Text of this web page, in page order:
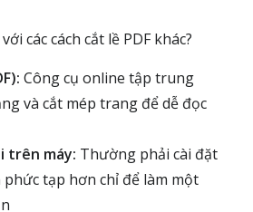
các cách cắt lề PDF khác?
Công cụ online tập trung
và cắt mép trang để dễ đọc
trên máy: Thường phải cài đặt
tạp hơn chỉ để làm một